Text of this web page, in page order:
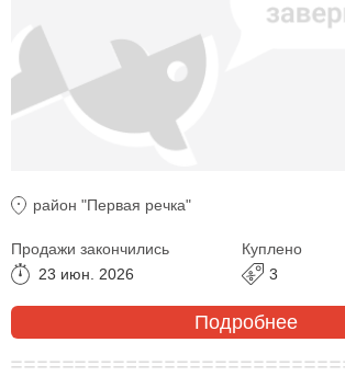
район "Первая речка"
Продажи закончились
23 июн. 2026
Куплено
3
Подробнее